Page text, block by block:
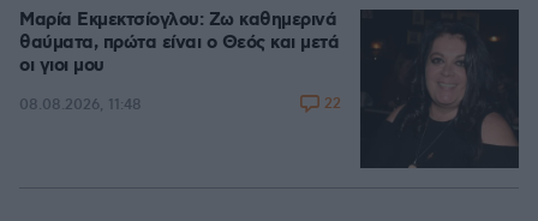
Μαρία Εκμεκτσίογλου: Ζω καθημερινά
θαύματα, πρώτα είναι ο Θεός και μετά
οι γιοι μου
08.08.2026, 11:48 22